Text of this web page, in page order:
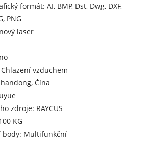
formát: AI, BMP, Dst, Dwg, DXF,
PNG
laser
vzduchem
Čína
zdroje: RAYCUS
KG
body: Multifunkční